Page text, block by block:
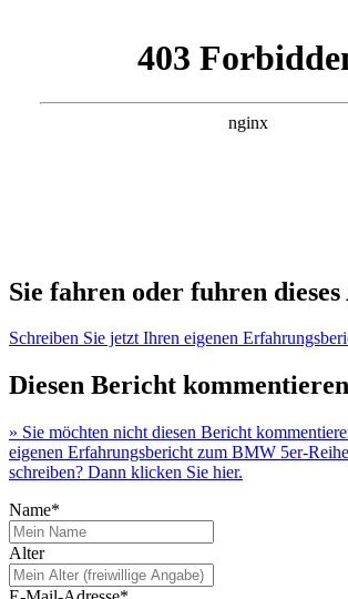
Sie fahren oder fuhren dieses
Schreiben Sie jetzt Ihren eigenen
Diesen Bericht kommentieren
» Sie möchten nicht diesen Bericht
eigenen Erfahrungsbericht zum BMW 5er-
schreiben? Dann klicken Sie hier.
Name*
Alter